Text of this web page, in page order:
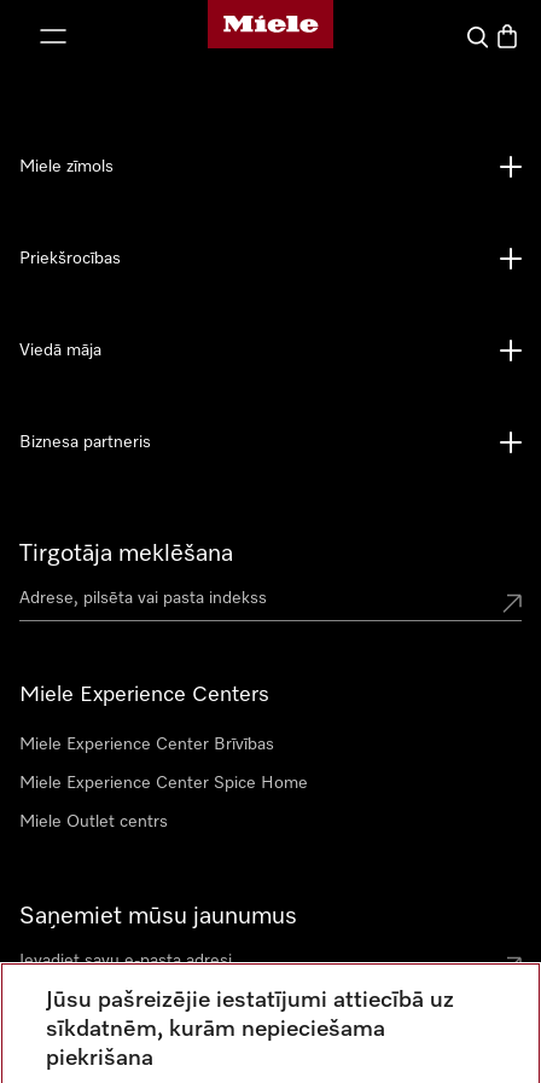
Miele mājas lapa
Tirgotāja meklēšana
Miele Experience Centers
Miele Experience Center Brīvības
Miele Experience Center Spice Home
Miele Outlet centrs
Saņemiet mūsu jaunumus
Miele zīmols
Priekšrocības
Viedā māja
Biznesa partneris
Jūsu pašreizējie iestatījumi attiecībā uz
sīkdatnēm, kurām nepieciešama
piekrišana